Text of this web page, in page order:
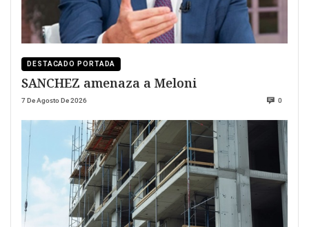
DESTACADO PORTADA
SANCHEZ amenaza a Meloni
7 De Agosto De 2026 0